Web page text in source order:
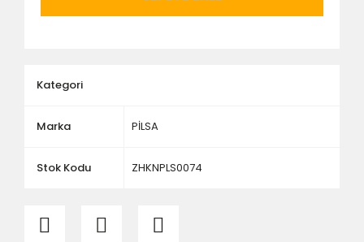
Kategori
Marka PİLSA
Stok Kodu ZHKNPLS0074